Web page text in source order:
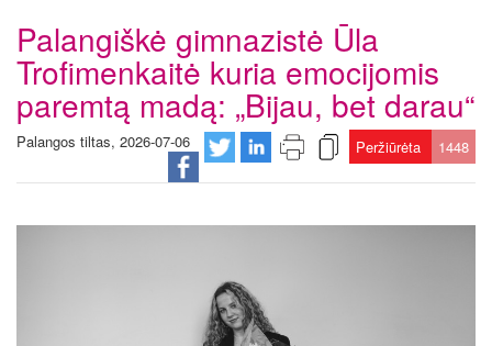
Palangiškė gimnazistė Ūla
Trofimenkaitė kuria emocijomis
paremtą madą: „Bijau, bet darau“
Palangos tiltas, 2026-07-06 Peržiūrėta 1448